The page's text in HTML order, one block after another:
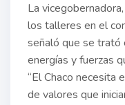
La
los talleres en el
señaló que se trató
energías y fuerzas
“El Chaco necesita
de valores que